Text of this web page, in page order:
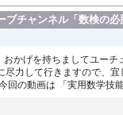
チャンネル「数検の必
かげを持ちましてユー
尽力して行きますので、
回の動画は 「実用数学技